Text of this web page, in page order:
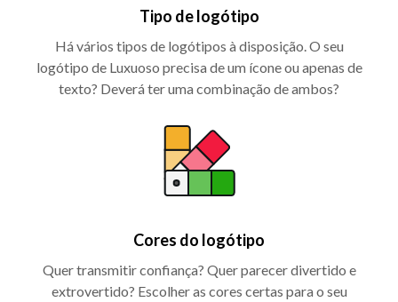
Tipo de logótipo
Há vários tipos de logótipos à disposição. O seu
logótipo de Luxuoso precisa de um ícone ou apenas de
texto? Deverá ter uma combinação de ambos?
Cores do logótipo
Quer transmitir confiança? Quer parecer divertido e
extrovertido? Escolher as cores certas para o seu